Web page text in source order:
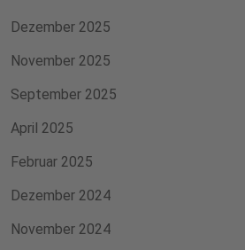
Dezember 2025
November 2025
September 2025
April 2025
Februar 2025
Dezember 2024
November 2024